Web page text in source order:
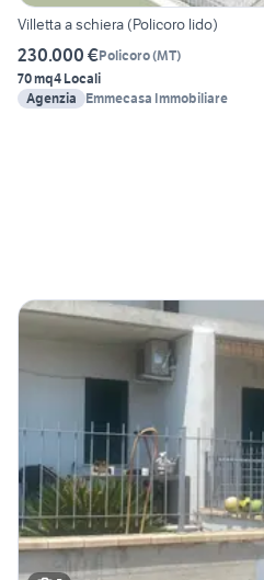
Villetta a schiera (Policoro lido)
230.000 €Policoro(MT)
70 mq4 Locali
Agenzia
Emmecasa Immobiliare